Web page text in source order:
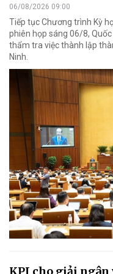
06/08/2026 09:00
Tiếp tục Chương trình Kỳ
phiên họp sáng 06/8,
thẩm tra việc thành lập
Ninh.